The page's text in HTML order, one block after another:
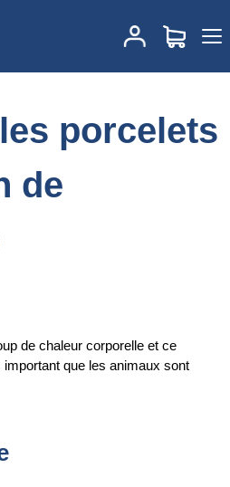
les porcelets ont besoin de
porcelets
de
de chaleur corporelle et ce
important que les animaux sont